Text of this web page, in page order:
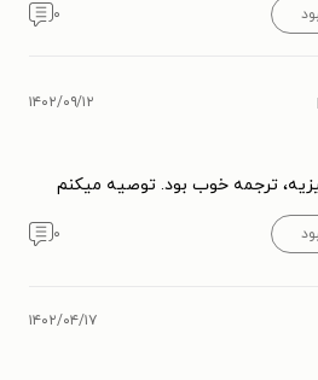
۰
۱۴۰۲/۰۹/۱۲
ترجمه خوب بود. توصیه میکنم
۰
۱۴۰۲/۰۴/۱۷